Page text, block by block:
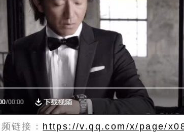
频链接： https://v.qq.com/x/page/